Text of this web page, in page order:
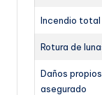
Incendio total
Rotura de
Daños
asegurado